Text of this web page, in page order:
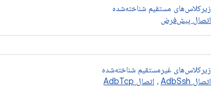
زیرکلاس‌های مستقیم شناخته‌شده
اتصال پیش‌فرض
زیرکلاس‌های غیرمستقیم شناخته‌شده
اتصال AdbSsh
، اتصال AdbTcp